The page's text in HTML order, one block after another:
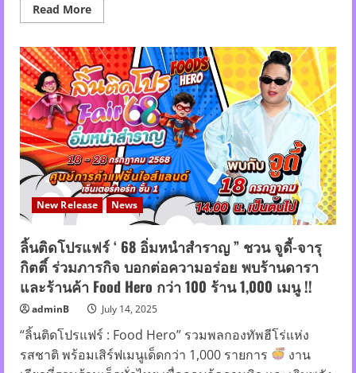
Read MoreRead
more
Thai
Gala
Night
คือ
ภาพ
ฝัน
ที่
กลาย
เป็น
จริง
ความ
งดงาม
ความ
สง่า
งาม
ของ
ผู้
หญิง
ได้
เฉิด
ฉาย
อยู่
แสง
ไฟ…
อย่าง
สมบูรณ์
New Release News
ลิ้นติดโปรแฟร์ ‘ 68 อิ่มหนำสำราญ ” ชวน จูดี้-จารุ
กิตติ์ ร่วมภารกิจ บอกต่อความอร่อย พบร้านดารา
และร้านค้า Food Hero กว่า 100 ร้าน 1,000 เมนู !!
adminB July 14, 2025
“ลิ้นติดโปรแฟร์ : Food Hero” รวมพลกองทัพฮีโร่แห่ง
รสชาติ พร้อมเสิร์ฟเมนูเด็ดกว่า 1,000 รายการ
งาน